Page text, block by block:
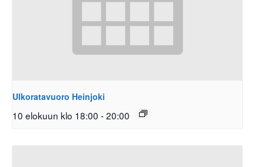
Ulkoratavuoro Heinjoki
10 elokuun klo 18:00 -20:00